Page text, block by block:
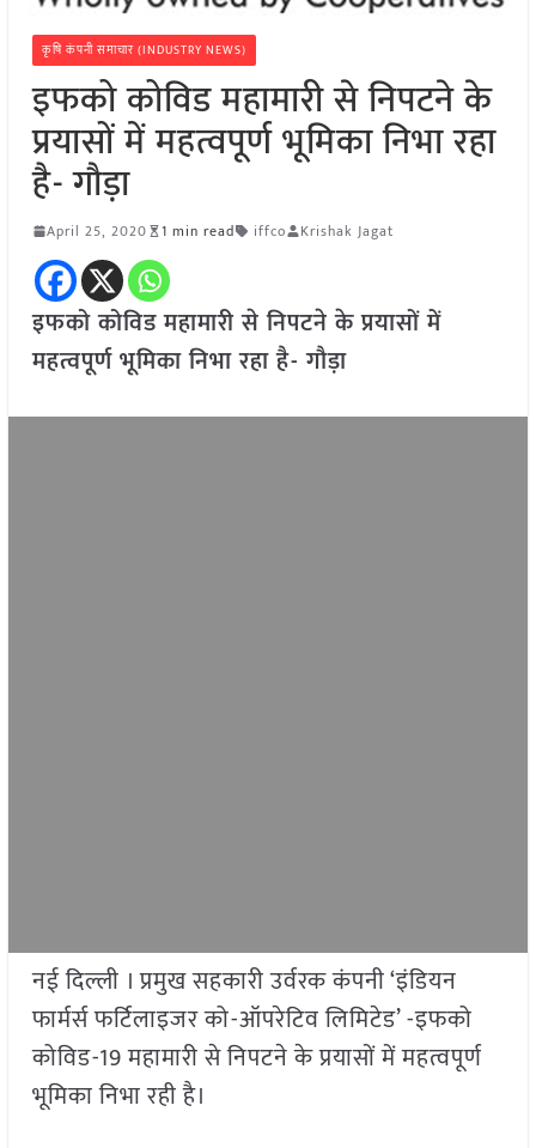
कृषि कंपनी समाचार (INDUSTRY NEWS)
इफको कोविड महामारी से निपटने के
प्रयासों में महत्वपूर्ण भूमिका निभा रहा
है- गौड़ा
April 25, 2020 1 min read iffco Krishak Jagat
इफको कोविड महामारी से निपटने के प्रयासों में
महत्वपूर्ण भूमिका निभा रहा है- गौड़ा
नई दिल्ली । प्रमुख सहकारी उर्वरक कंपनी ‘इंडियन
फार्मर्स फर्टिलाइजर को-ऑपरेटिव लिमिटेड’ -इफको
कोविड-19 महामारी से निपटने के प्रयासों में महत्वपूर्ण
भूमिका निभा रही है।